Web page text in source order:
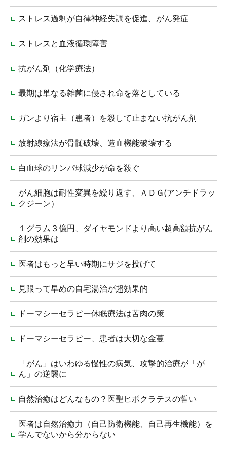
ストレス過剰が自律神経失調を促進、がん発症
ストレスと血液循環障害
抗がん剤（化学療法）
最期は単なる雑菌に侵され命を落としている
ガンより宿主（患者）を殺して止まない抗がん剤
放射線療法が骨髄破壊、造血機能破壊する
白血球のリンパ球減少が命を殺ぐ
がん細胞は耐性変異を繰り返す、ＡＤＧ(アンチドラッ
クジーン）
１グラム３億円、ダイヤモンドより高い超高額抗がん
剤の効果は
医者はもっと早い時期にサジを投げて
見限って早めの自宅湯治が超効果的
ドーマシーセラピー休眠療法は苦肉の策
ドーマシーセラピー、患者は大切な金蔓
「がん」はいわゆる慢性の病気、攻撃的治療が「が
ん」の逆襲に
自然治癒はどんなもの？医聖ヒポクラテスの誓い
医者は自然治癒力（自己防衛機能、自己再生機能）を
学んでないから分からない